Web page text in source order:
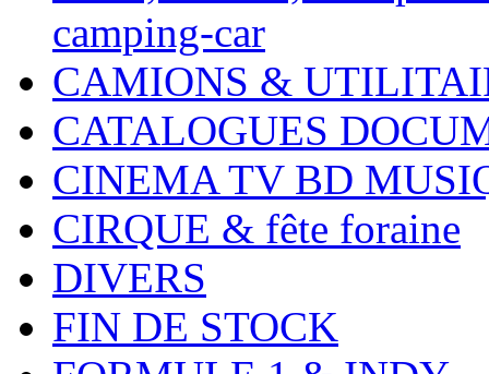
camping-car
CAMIONS &
CATALOGUES
CINEMA TV BD
CIRQUE & fête foraine
DIVERS
FIN DE STOCK